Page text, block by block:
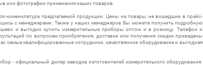
или фотографии применения наших товаров.
номенклатура предлагаемой продукции. Цены на товары, не вошедшие в прайс-
с менеджерами. Также у наших менеджеров Вы можете получить подробную
и выгодно купить измерительные приборы оптом и в розницу. Телефон и
по вопросам приобретения, доставки или получения скидки приведены
самые квалифицированные сотрудники, качественное оборудование и выгодная
- официальный дилер заводов изготовителей измерительного оборудования.